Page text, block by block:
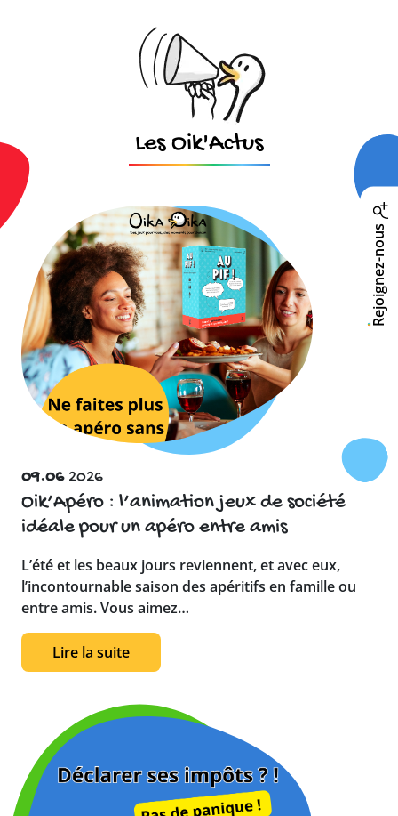
Rejoignez-nous
Les Oik'Actus
09.062026
Oik’Apéro : l’animation jeux de société
idéale pour un apéro entre amis
L’été et les beaux jours reviennent, et avec eux,
l’incontournable saison des apéritifs en famille ou
entre amis. Vous aimez…
Lire la suite